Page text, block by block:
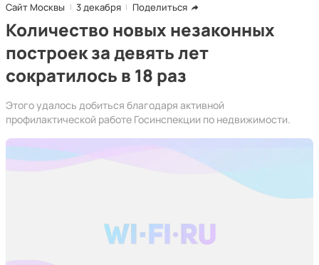
Сайт Москвы 3 декабря Поделиться
Количество новых незаконных
построек за девять лет
сократилось в 18 раз
Этого удалось добиться благодаря активной
профилактической работе Госинспекции по недвижимости.